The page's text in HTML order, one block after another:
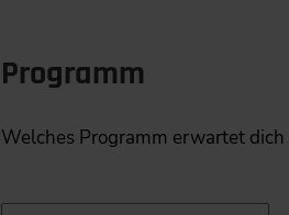
Programm
Welches Programm erwartet